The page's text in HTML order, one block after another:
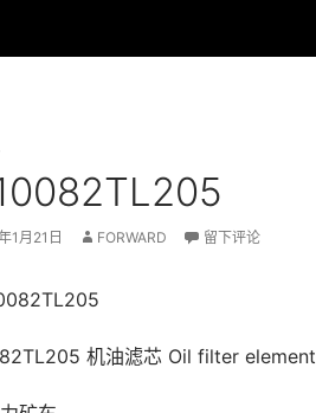
1月21日 FORWARD 留下评论
机油滤芯 Oil filter element